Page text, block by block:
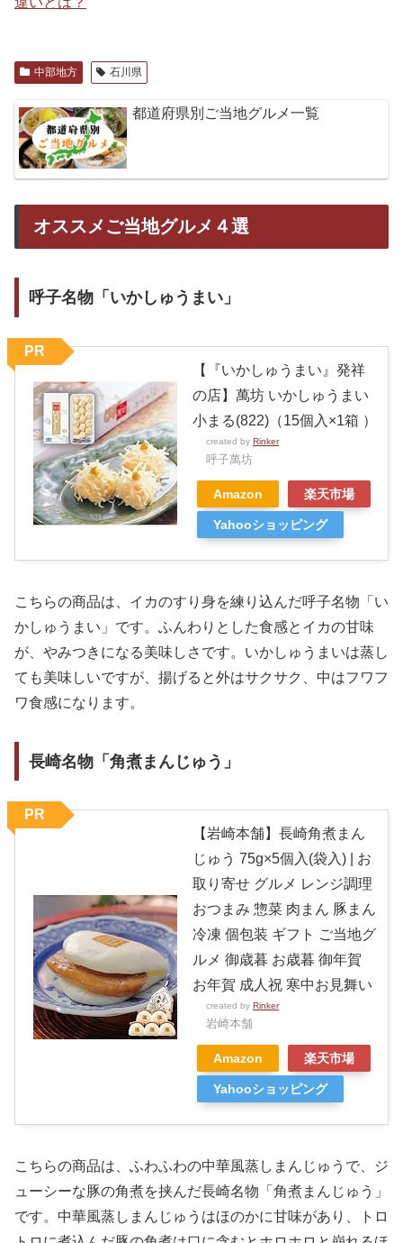
中部地方 石川県
都道府県別ご当地グルメ一覧
オススメご当地グルメ４選
呼子名物「いかしゅうまい」
【『いかしゅうまい』発祥
の店】萬坊 いかしゅうまい
小まる(822)（15個入×1箱 ）
created by Rinker
呼子萬坊
Amazon 楽天市場
Yahooショッピング
PR
こちらの商品は、イカのすり身を練り込んだ呼子名物「い
かしゅうまい」です。ふんわりとした食感とイカの甘味
が、やみつきになる美味しさです。いかしゅうまいは蒸し
ても美味しいですが、揚げると外はサクサク、中はフワフ
ワ食感になります。
長崎名物「角煮まんじゅう」
【岩崎本舗】長崎角煮まん
じゅう 75g×5個入(袋入) | お
取り寄せ グルメ レンジ調理
おつまみ 惣菜 肉まん 豚まん
冷凍 個包装 ギフト ご当地グ
ルメ 御歳暮 お歳暮 御年賀
お年賀 成人祝 寒中お見舞い
created by Rinker
岩崎本舗
Amazon 楽天市場
Yahooショッピング
PR
こちらの商品は、ふわふわの中華風蒸しまんじゅうで、ジ
ューシーな豚の角煮を挟んだ長崎名物「角煮まんじゅう」
です。中華風蒸しまんじゅうはほのかに甘味があり、トロ